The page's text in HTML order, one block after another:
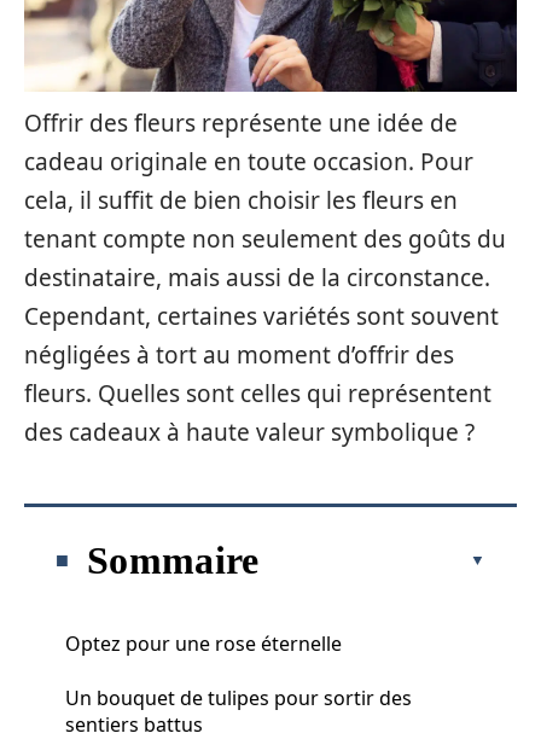
Offrir des fleurs représente une idée de
cadeau originale en toute occasion. Pour
cela, il suffit de bien choisir les fleurs en
tenant compte non seulement des goûts du
destinataire, mais aussi de la circonstance.
Cependant, certaines variétés sont souvent
négligées à tort au moment d’offrir des
fleurs. Quelles sont celles qui représentent
des cadeaux à haute valeur symbolique ?
Sommaire
Optez pour une rose éternelle
Un bouquet de tulipes pour sortir des
sentiers battus